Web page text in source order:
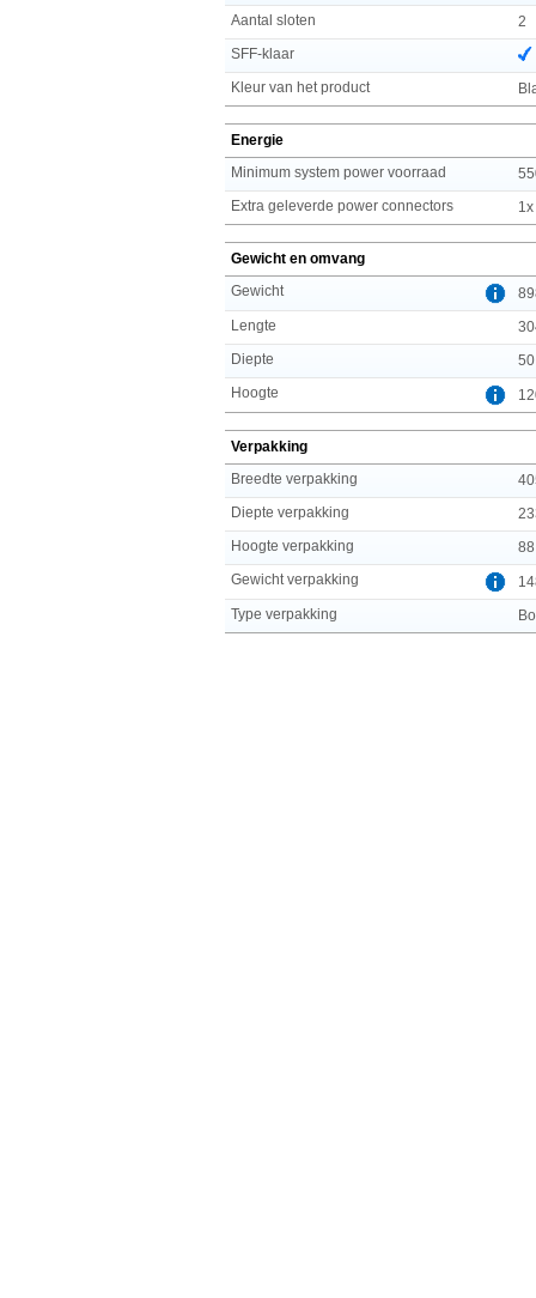
Aantal sloten
2
SFF-klaar
Kleur van het product
Energie
Minimum system power voorraad
Extra geleverde power connectors
Gewicht en omvang
Gewicht
Lengte
Diepte
Hoogte
Verpakking
Breedte verpakking
Diepte verpakking
Hoogte verpakking
Gewicht verpakking
Type verpakking